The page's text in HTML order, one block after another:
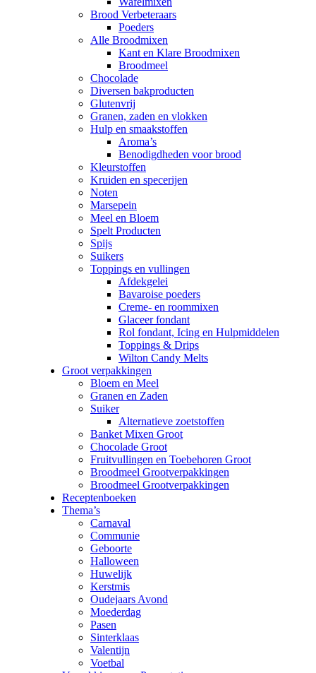
Brood Verbeteraars
Poeders
Alle Broodmixen
Kant en Klare Broodmixen
Broodmeel
Chocolade
Diversen bakproducten
Glutenvrij
Granen, zaden en vlokken
Hulp en smaakstoffen
Aroma’s
Benodigdheden voor brood
Kleurstoffen
Kruiden en specerijen
Noten
Marsepein
Meel en Bloem
Spelt Producten
Spijs
Suikers
Toppings en vullingen
Afdekgelei
Bavaroise poeders
Creme- en roommixen
Glaceer fondant
Rol fondant, Icing en Hulpmiddelen
Toppings & Drips
Wilton Candy Melts
Groot verpakkingen
Bloem en Meel
Granen en Zaden
Suiker
Alternatieve zoetstoffen
Banket Mixen Groot
Chocolade Groot
Fruitvullingen en Toebehoren Groot
Broodmeel Grootverpakkingen
Broodmeel Grootverpakkingen
Receptenboeken
Thema’s
Carnaval
Communie
Geboorte
Halloween
Huwelijk
Kerstmis
Oudejaars Avond
Moederdag
Pasen
Sinterklaas
Valentijn
Voetbal